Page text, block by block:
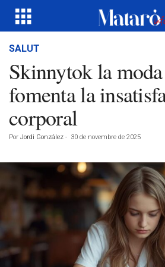
SALUT
Skinnytok la
fomenta la
corporal
Por Jordi González - 30 de novembre de 2025